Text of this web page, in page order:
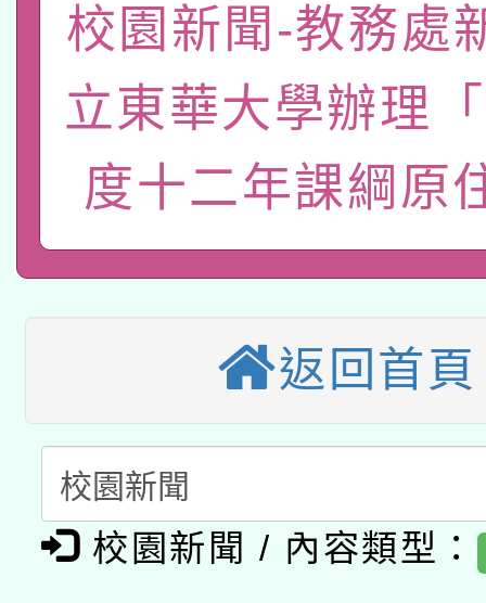
pilot」
有關大陸委員會函釋公
薪期間赴陸應申請許可
轉知經濟部水利署委託
業技術研究院辦理「
用水績優單位及節水達
動」
桃園市孔廟祈福系列
開 智慧啟航」
2026年桃園地景藝術
本校115學年度第2次
招甄選結果公告(無人
適應運動共學行動站研
本館辦理115年度閱讀
暨閱讀推動專業研習
科技賦能─人工智慧
礎課程
A3數位素養講師名單
「數位內容與教學軟體
有關大陸委員會函釋公
校園新聞-教務處
立東華大學辦理
度十二年課綱原
返回首頁
校園新聞 / 內容類型：